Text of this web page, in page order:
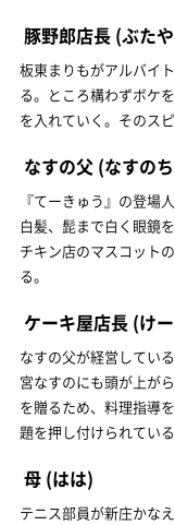
豚野郎店長 (ぶた
板東まりもがアルバイ
る。ところ構わずボケ
を入れていく。そのス
なすの父 (なすの
『てーきゅう』の登場
白髪、髭まで白く眼鏡
チキン店のマスコット
る。
ケーキ屋店長 (け
なすの父が経営してい
宮なすのにも頭が上が
を贈るため、料理指導
題を押し付けられている
母 (はは)
テニス部員が新庄かな